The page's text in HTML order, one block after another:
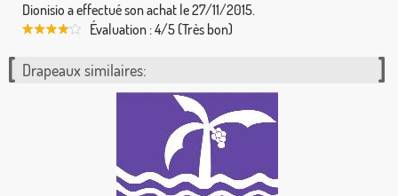
Dionisio a effectué son achat le 27/11/2015.
Évaluation : 4/5 (Très bon)
Drapeaux similaires: